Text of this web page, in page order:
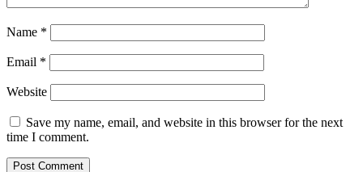
Name *
Email *
Website
Save my name, email, and website in this browser for the next
time I comment.